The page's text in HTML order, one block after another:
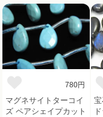
780円
マグネサイトターコイ
ズ ペアシェイプカット